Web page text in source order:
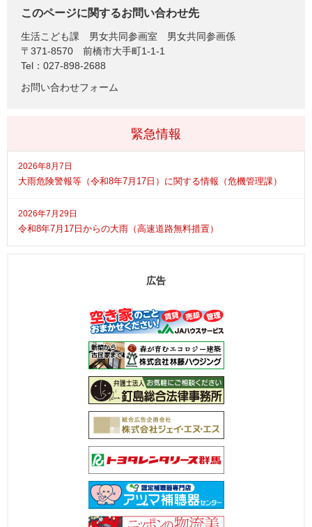
このページに関するお問い合わせ先
生活こども課
男女共同参画室 男女共同参画係
〒371-8570
前橋市大手町1-1-1
Tel：027-898-2688
お問い合わせフォーム
緊急情報
2026年8月7日
大雨危険警報等（令和8年7月17日）に関する情報（危機管理課）
2026年7月29日
令和8年7月17日からの大雨（高速道路無料措置）
広告